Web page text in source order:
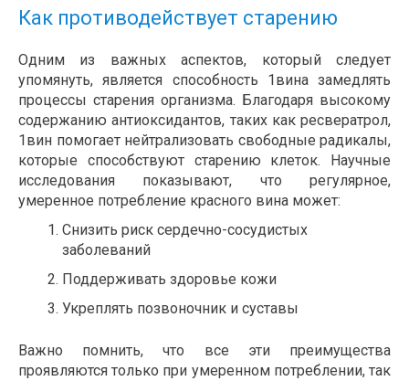
Как противодействует старению
Одним из важных аспектов, который следует
упомянуть, является способность 1вина замедлять
процессы старения организма. Благодаря высокому
содержанию антиоксидантов, таких как ресвератрол,
1вин помогает нейтрализовать свободные радикалы,
которые способствуют старению клеток. Научные
исследования показывают, что регулярное,
умеренное потребление красного вина может:
Снизить риск сердечно-сосудистых
заболеваний
Поддерживать здоровье кожи
Укреплять позвоночник и суставы
Важно помнить, что все эти преимущества
проявляются только при умеренном потреблении, так